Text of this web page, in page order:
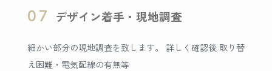
07 デザイン着手・現地調査
細かい部分の現地調査を致します。 詳しく確認後 取り替
え困難・電気配線の有無等